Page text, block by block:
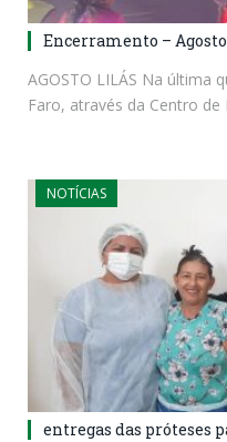
Encerramento –
AGOSTO LILÁS Na última
Faro, através da Centro de
NOTÍCIAS
entregas das próteses